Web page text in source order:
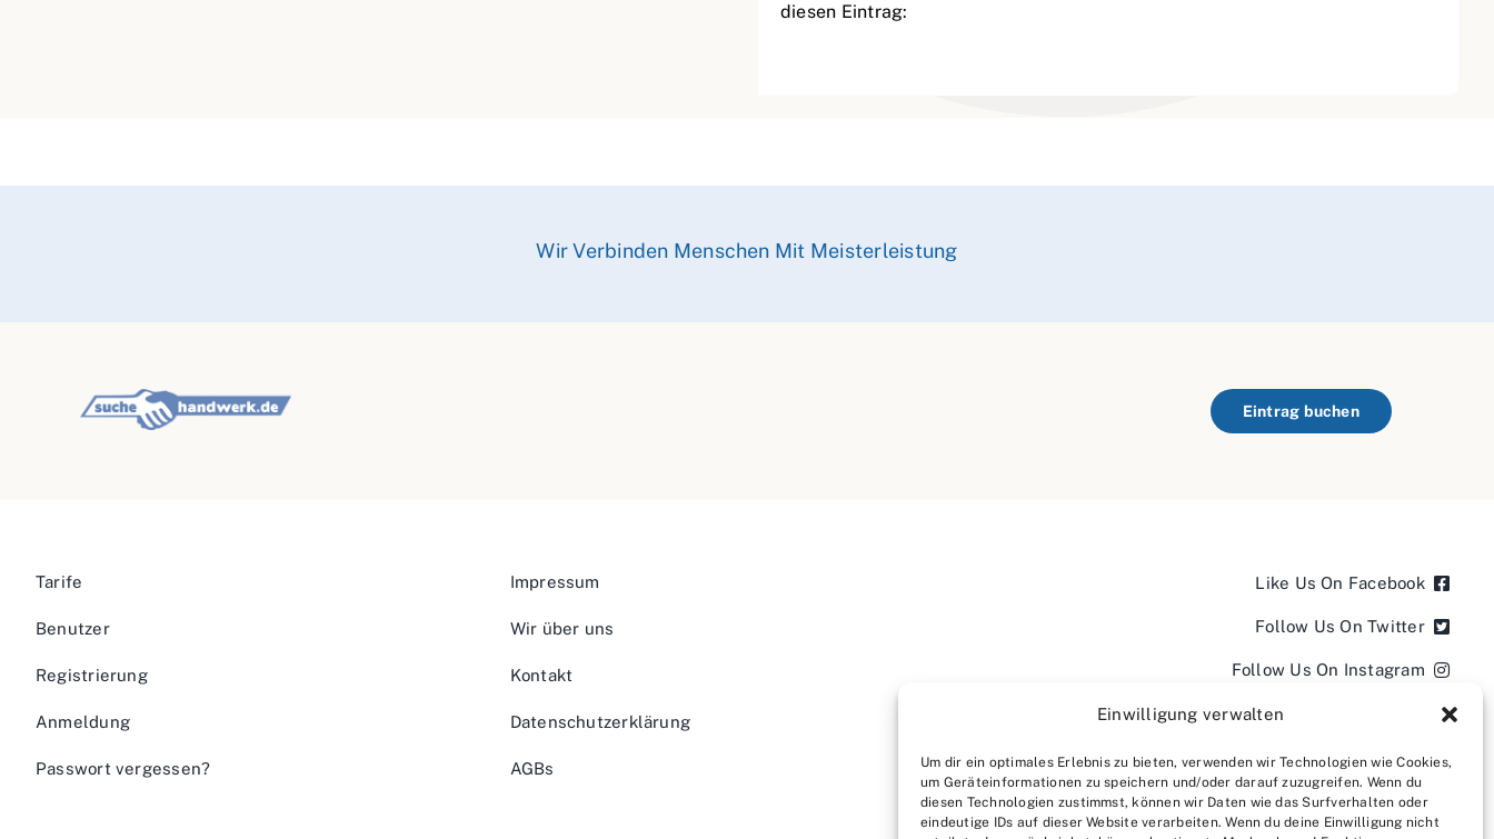
Einwilligung verwalten
Um dir ein optimales Erlebnis zu bieten, verwenden wir Technologien wie Cookies,
um Geräteinformationen zu speichern und/oder darauf zuzugreifen. Wenn du
diesen Technologien zustimmst, können wir Daten wie das Surfverhalten oder
eindeutige IDs auf dieser Website verarbeiten. Wenn du deine Einwilligung nicht
diesen Eintrag:
Wir Verbinden Menschen Mit Meisterleistung
Eintrag buchen
Tarife
Benutzer
Registrierung
Anmeldung
Passwort vergessen?
Impressum
Wir über uns
Kontakt
Datenschutzerklärung
AGBs
Like Us On Facebook
Follow Us On Twitter
Follow Us On Instagram
Follow Us On LinkedIn
Follow us on YouTube
Follow us on Pinterest